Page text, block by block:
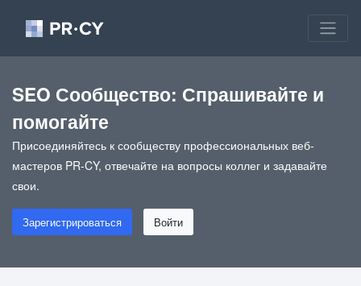
SEO Сообщество: Спрашивайте и
помогайте
Присоединяйтесь к сообществу профессиональных веб-
мастеров PR-CY, отвечайте на вопросы коллег и задавайте
свои.
Зарегистрироваться Войти